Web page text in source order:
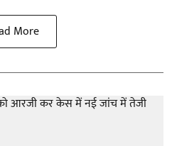
More